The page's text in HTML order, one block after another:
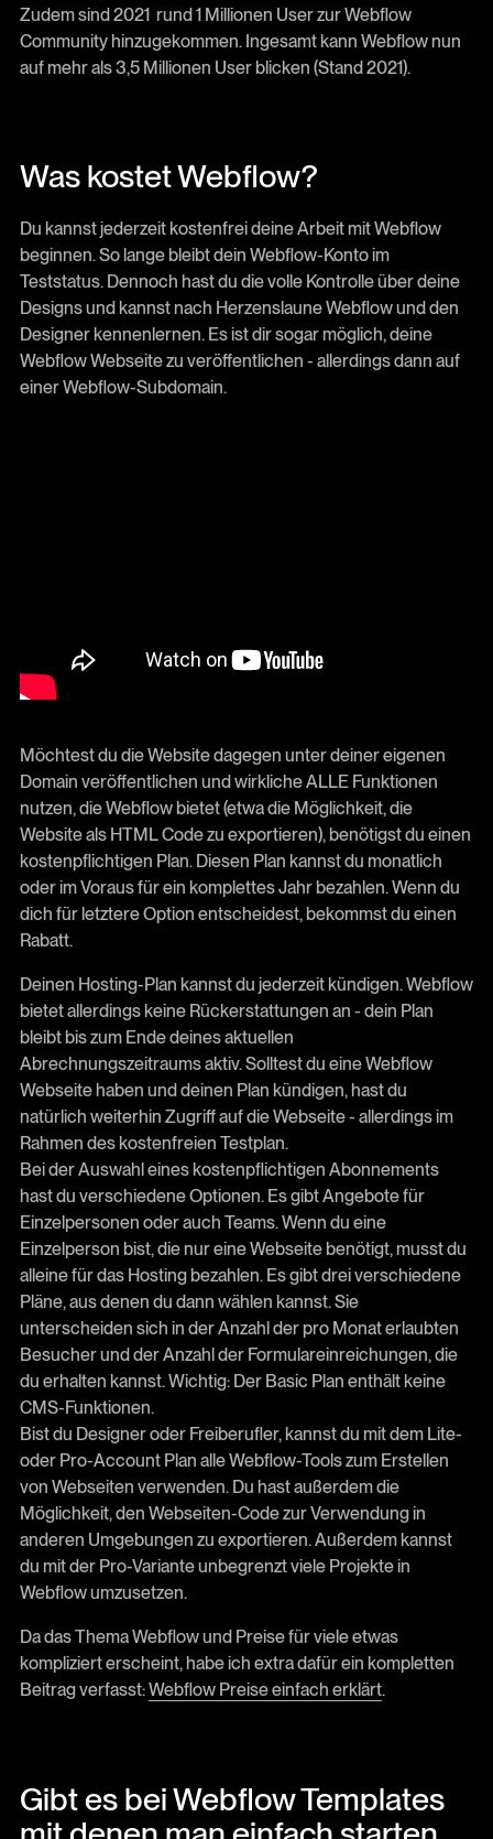
Zudem sind 2021 rund 1 Millionen User zur Webflow
Community hinzugekommen. Ingesamt kann Webflow nun
auf mehr als 3,5 Millionen User blicken (Stand 2021).
Was kostet Webflow?
Du kannst jederzeit kostenfrei deine Arbeit mit Webflow
beginnen. So lange bleibt dein Webflow-Konto im
Teststatus. Dennoch hast du die volle Kontrolle über deine
Designs und kannst nach Herzenslaune Webflow und den
Designer kennenlernen. Es ist dir sogar möglich, deine
Webflow Webseite zu veröffentlichen - allerdings dann auf
einer Webflow-Subdomain.
Möchtest du die Website dagegen unter deiner eigenen
Domain veröffentlichen und wirkliche ALLE Funktionen
nutzen, die Webflow bietet (etwa die Möglichkeit, die
Website als HTML Code zu exportieren), benötigst du einen
kostenpflichtigen Plan. Diesen Plan kannst du monatlich
oder im Voraus für ein komplettes Jahr bezahlen. Wenn du
dich für letztere Option entscheidest, bekommst du einen
Rabatt.
Deinen Hosting-Plan kannst du jederzeit kündigen. Webflow
bietet allerdings keine Rückerstattungen an - dein Plan
bleibt bis zum Ende deines aktuellen
Abrechnungszeitraums aktiv. Solltest du eine Webflow
Webseite haben und deinen Plan kündigen, hast du
natürlich weiterhin Zugriff auf die Webseite - allerdings im
Rahmen des kostenfreien Testplan.
Bei der Auswahl eines kostenpflichtigen Abonnements
hast du verschiedene Optionen. Es gibt Angebote für
Einzelpersonen oder auch Teams. Wenn du eine
Einzelperson bist, die nur eine Webseite benötigt, musst du
alleine für das Hosting bezahlen. Es gibt drei verschiedene
Pläne, aus denen du dann wählen kannst. Sie
unterscheiden sich in der Anzahl der pro Monat erlaubten
Besucher und der Anzahl der Formulareinreichungen, die
du erhalten kannst. Wichtig: Der Basic Plan enthält keine
CMS-Funktionen.
Bist du Designer oder Freiberufler, kannst du mit dem Lite-
oder Pro-Account Plan alle Webflow-Tools zum Erstellen
von Webseiten verwenden. Du hast außerdem die
Möglichkeit, den Webseiten-Code zur Verwendung in
anderen Umgebungen zu exportieren. Außerdem kannst
du mit der Pro-Variante unbegrenzt viele Projekte in
Webflow umzusetzen.
Da das Thema Webflow und Preise für viele etwas
kompliziert erscheint, habe ich extra dafür ein kompletten
Beitrag verfasst:Webflow Preise einfach erklärt.
Gibt es bei Webflow Templates